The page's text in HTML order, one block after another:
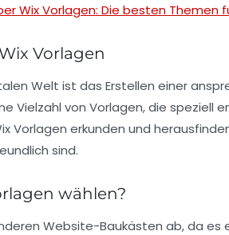
Wix Vorlagen: Die besten
Vorlagen
Welt ist das Erstellen einer
Vielzahl von Vorlagen, die speziell
Vorlagen erkunden und
sind.
wählen?
Website-Baukästen ab, da